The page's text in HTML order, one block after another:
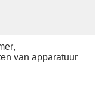
,
van apparatuur